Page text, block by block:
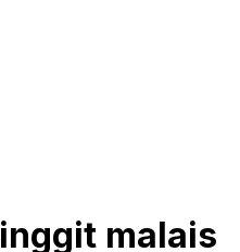
malais